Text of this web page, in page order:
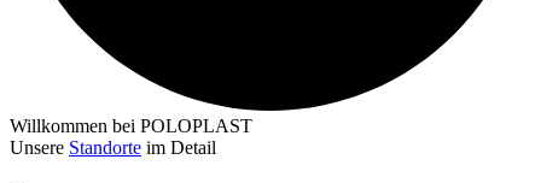
Willkommen bei POLOPLAST
Unsere Standorte im Detail